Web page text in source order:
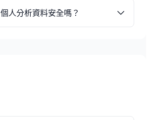
個人分析資料安全嗎？